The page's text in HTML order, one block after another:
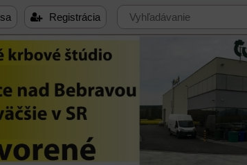
Registrácia